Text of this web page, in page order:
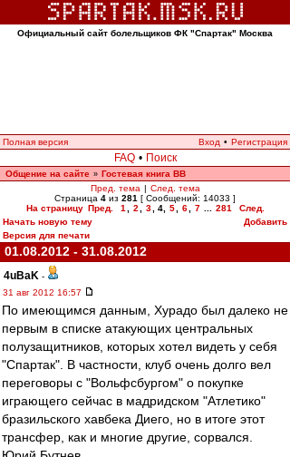
Официальный сайт болельщиков ФК "Спартак" Москва
Полная версия Вход • Регистрация
FAQ • Поиск
Общение на сайте » Гостевая книга ВВ
Пред. тема | След. тема
Страница 4 из 281 [ Сообщений: 14033 ]
На страницу Пред. 1 2 3 4, 5 6 7 281
След.
Начать новую тему
Добавить
Версия для печати
01.08.2012 - 31.08.2012
4uBaK -
31 авг 2012 16:57
По имеющимся данным, Хурадо был далеко не
первым в списке атакующих центральных
полузащитников, которых хотел видеть у себя
"Спартак". В частности, клуб очень долго вел
переговоры с "Вольфсбургом" о покупке
играющего сейчас в мадридском "Атлетико"
бразильского хавбека Диего, но в итоге этот
трансфер, как и многие другие, сорвался.